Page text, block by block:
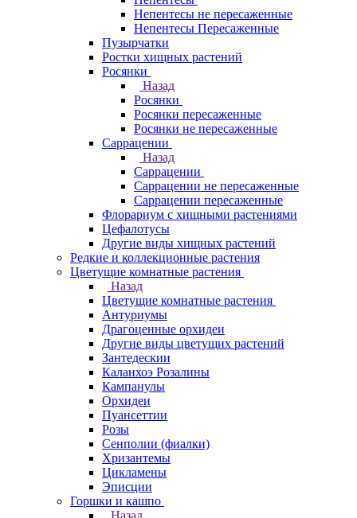
Непентесы не пересаженные
Непентесы Пересаженные
Пузырчатки
Ростки хищных растений
Росянки
Назад
Росянки
Росянки пересаженные
Росянки не пересаженные
Саррацении
Назад
Саррацении
Саррацении не пересаженные
Саррацении пересаженные
Флорариум с хищными растениями
Цефалотусы
Другие виды хищных растений
Редкие и коллекционные растения
Цветущие комнатные растения
Назад
Цветущие комнатные растения
Антуриумы
Драгоценные орхидеи
Другие виды цветущих растений
Зантедескии
Каланхоэ Розалины
Кампанулы
Орхидеи
Пуансеттии
Розы
Сенполии (фиалки)
Хризантемы
Цикламены
Эписции
Горшки и кашпо
Назад